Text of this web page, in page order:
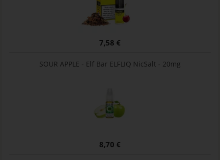
7,58 €
SOUR APPLE - Elf Bar ELFLIQ NicSalt - 20mg
8,70 €